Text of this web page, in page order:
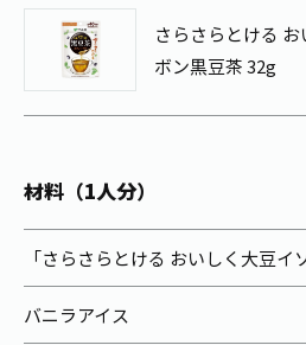
お茶の妖精
Crazy Jasmineさらさらとける
ボン黒豆茶 32g
材料（1人分）
「さらさらとける おいしく大豆イ
バニラアイス